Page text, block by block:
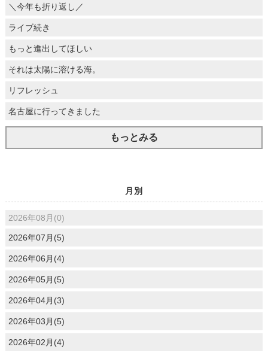
＼今年も折り返し／
ライブ続き
もっと進出してほしい
それは太陽に溶ける海。
リフレッシュ
名古屋に行ってきました
もっとみる
月別
2026年08月(0)
2026年07月(5)
2026年06月(4)
2026年05月(5)
2026年04月(3)
2026年03月(5)
2026年02月(4)